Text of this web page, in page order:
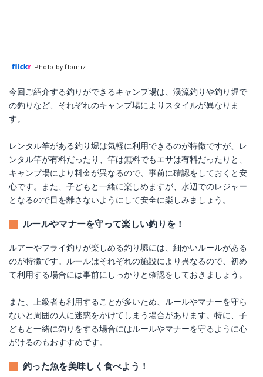
Photo by ftomiz
今回ご紹介する釣りができるキャンプ場は、渓流釣りや釣り堀で
の釣りなど、それぞれのキャンプ場によりスタイルが異なりま
す。
レンタル竿がある釣り堀は気軽に利用できるのが特徴ですが、レ
ンタル竿が有料だったり、竿は無料でもエサは有料だったりと、
キャンプ場により料金が異なるので、事前に確認をしておくと安
心です。また、子どもと一緒に楽しめますが、水辺でのレジャー
となるので目を離さないようにして安全に楽しみましょう。
ルールやマナーを守って楽しい釣りを！
ルアーやフライ釣りが楽しめる釣り堀には、細かいルールがある
のが特徴です。ルールはそれぞれの施設により異なるので、初め
て利用する場合には事前にしっかりと確認をしておきましょう。
また、上級者も利用することが多いため、ルールやマナーを守ら
ないと周囲の人に迷惑をかけてしまう場合があります。特に、子
どもと一緒に釣りをする場合にはルールやマナーを守るように心
がけるのもおすすめです。
釣った魚を美味しく食べよう！